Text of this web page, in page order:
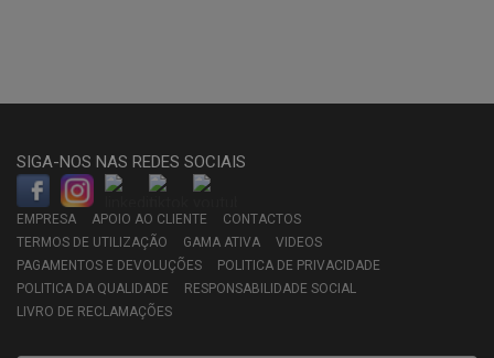
SIGA-NOS NAS REDES SOCIAIS
EMPRESA APOIO AO CLIENTE
CONTACTOS
TERMOS DE UTILIZAÇÃO
GAMA ATIVA
VIDEOS
PAGAMENTOS E DEVOLUÇÕES
POLITICA DE PRIVACIDADE
POLITICA DA QUALIDADE
RESPONSABILIDADE SOCIAL
LIVRO DE RECLAMAÇÕES